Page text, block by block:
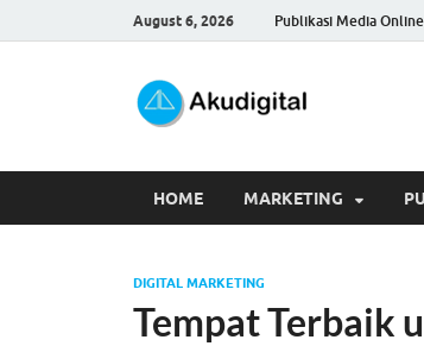
August 6, 2026 Publikasi Media Online
HOME MARKETING
DIGITAL MARKETING
Tempat Terbaik